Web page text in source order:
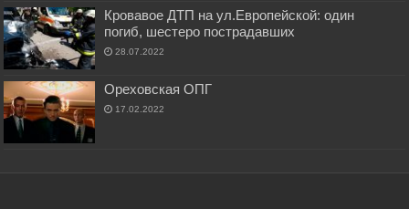
Кровавое ДТП на ул.Европейской: один
погиб, шестеро пострадавших
28.07.2022
Ореховская ОПГ
17.02.2022